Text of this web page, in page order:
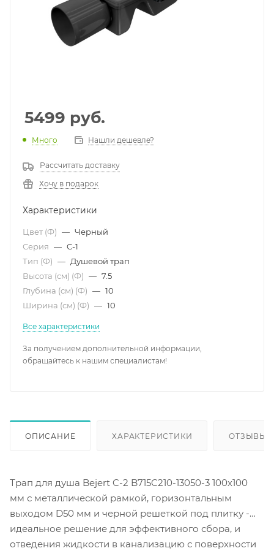
5499 руб.
Много Нашли дешевле?
Рассчитать доставку
Хочу в подарок
Характеристики
Цвет (Ф) — Черный
Серия — C-1
Тип (Ф) — Душевой трап
Высота (см) (Ф) — 7.5
Глубина (см) (Ф) — 10
Ширина (см) (Ф) — 10
Все характеристики
За получением дополнительной информации,
обращайтесь к нашим специалистам!
ОПИСАНИЕ ХАРАКТЕРИСТИКИ ОТЗЫВЫ
Трап для душа Bejert C-2 B715C210-13050-3 100х100
мм с металлической рамкой, горизонтальным
выходом D50 мм и черной решеткой под плитку -
идеальное решение для эффективного сбора, и
отведения жидкости в канализацию с поверхности